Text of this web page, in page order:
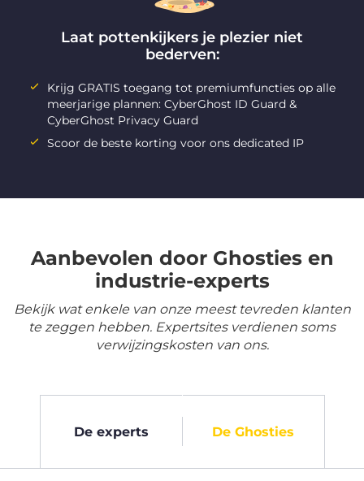
Laat pottenkijkers je plezier niet
bederven:
Krijg GRATIS toegang tot premiumfuncties op alle
meerjarige plannen: CyberGhost ID Guard &
CyberGhost Privacy Guard
Scoor de beste korting voor ons dedicated IP
Aanbevolen door Ghosties en
industrie-experts
Bekijk wat enkele van onze meest tevreden klanten
te zeggen hebben. Expertsites verdienen soms
verwijzingskosten van ons.
De experts De Ghosties